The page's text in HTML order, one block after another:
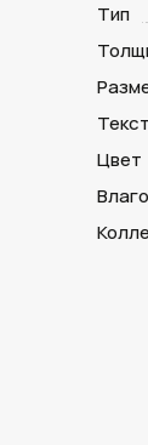
Тип
Цвет